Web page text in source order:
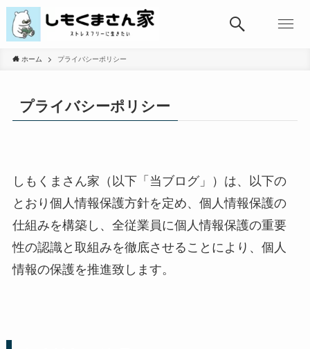
ホーム プライバシーポリシー
プライバシーポリシー
しもくまさん家（以下「当ブログ」）は、以下の
とおり個人情報保護方針を定め、個人情報保護の
仕組みを構築し、全従業員に個人情報保護の重要
性の認識と取組みを徹底させることにより、個人
情報の保護を推進致します。